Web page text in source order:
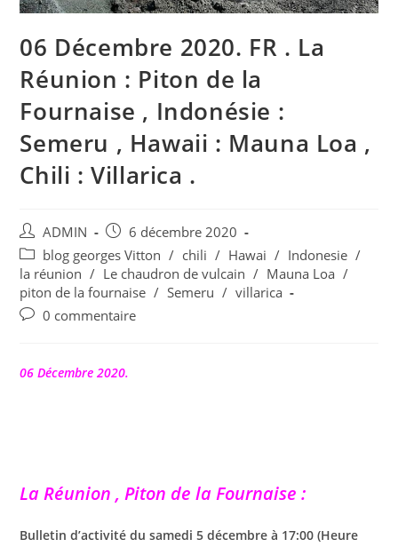
06 Décembre 2020. FR . La
Réunion : Piton de la
Fournaise , Indonésie :
Semeru , Hawaii : Mauna Loa ,
Chili : Villarica .
Auteur/autrice
de
la
publication :
ADMIN
Publication
publiée :
6 décembre 2020
Post
category:
blog georges Vitton / chili / Hawai / Indonesie /
la réunion / Le chaudron de vulcain / Mauna Loa /
piton de la fournaise / Semeru / villarica
Commentaires
publication :
0 commentaire
06 Décembre 2020.
La Réunion , Piton de la Fournaise :
Bulletin d’activité du samedi 5 décembre à 17:00 (Heure